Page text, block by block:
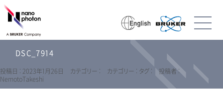
DSC_7914
投稿日 : 2023年1月26日 カテゴリー : カテゴリー : タグ :
投稿者 :
NemotoTakeshi